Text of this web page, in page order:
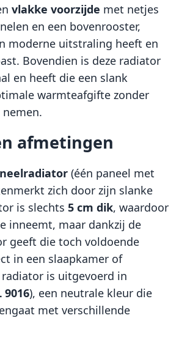
vlakke voorzijde met netjes
en een bovenrooster,
moderne uitstraling heeft en
Bovendien is deze radiator
en heeft die een slank
warmteafgifte zonder
afmetingen
(één paneel met
zich door zijn slanke
is slechts 5 cm dik, waardoor
inneemt, maar dankzij de
geeft die toch voldoende
in een slaapkamer of
is uitgevoerd in
9016), een neutrale kleur die
met verschillende